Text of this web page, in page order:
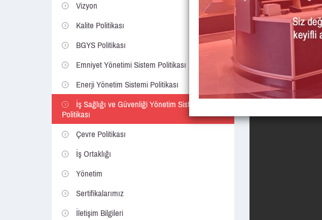
Vizyon
Kalite Politikası
BGYS Politikası
Emniyet Yönetimi Sistem Politikası
Enerji Yönetim Sistemi Politikası
İş Sağlığı ve Güvenliği Yönetim Sistemi
Politikası
Çevre Politikası
İş Ortaklığı
Yönetim
Sertifikalarımız
İletişim Bilgileri